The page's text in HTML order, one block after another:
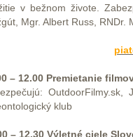
v bežnom živote.
Mgr. Albert Russ, RNDr.
– 12.00 Premietanie
klub
– 12.30 Výletné ciele